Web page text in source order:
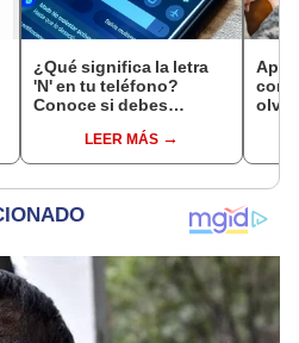
¿Qué significa la letra
'N' en tu teléfono?
Conoce si debes
mantenerla activada
LEER MÁS